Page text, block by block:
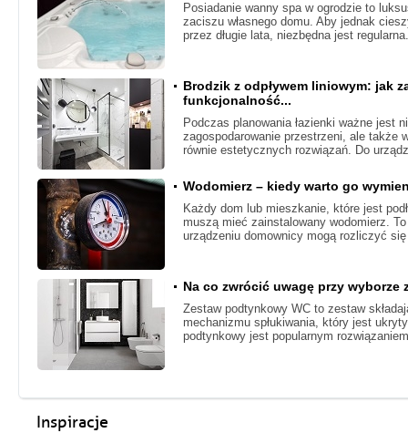
Posiadanie wanny spa w ogrodzie to
zaciszu własnego domu. Aby jednak
przez długie lata, niezbędna jest
Brodzik z odpływem liniowym: jak
funkcjonalność...
Podczas planowania łazienki ważne jest
zagospodarowanie przestrzeni, ale także
równie estetycznych rozwiązań. Do
Wodomierz – kiedy warto go
Każdy dom lub mieszkanie, które jest
muszą mieć zainstalowany wodomierz.
urządzeniu domownicy mogą rozliczyć
Na co zwrócić uwagę przy wyborze
Zestaw podtynkowy WC to zestaw
mechanizmu spłukiwania, który jest
podtynkowy jest popularnym
Inspiracje